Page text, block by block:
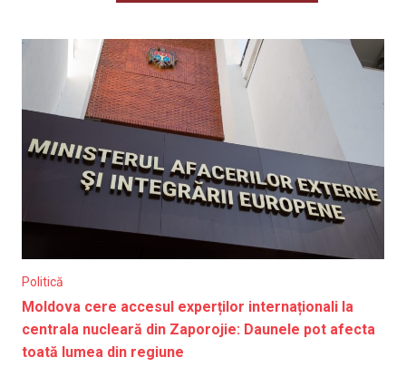
Politică
Moldova cere accesul experților internaționali la
centrala nucleară din Zaporojie: Daunele pot afecta
toată lumea din regiune